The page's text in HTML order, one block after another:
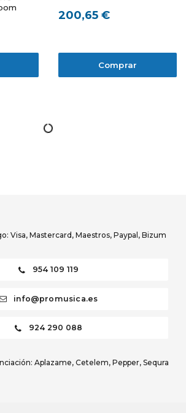
200,65 €
Comprar
954 109 119
info@promusica.es
924 290 088